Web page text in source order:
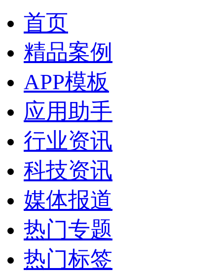
首页
精品案例
APP模板
应用助手
行业资讯
科技资讯
媒体报道
热门专题
热门标签